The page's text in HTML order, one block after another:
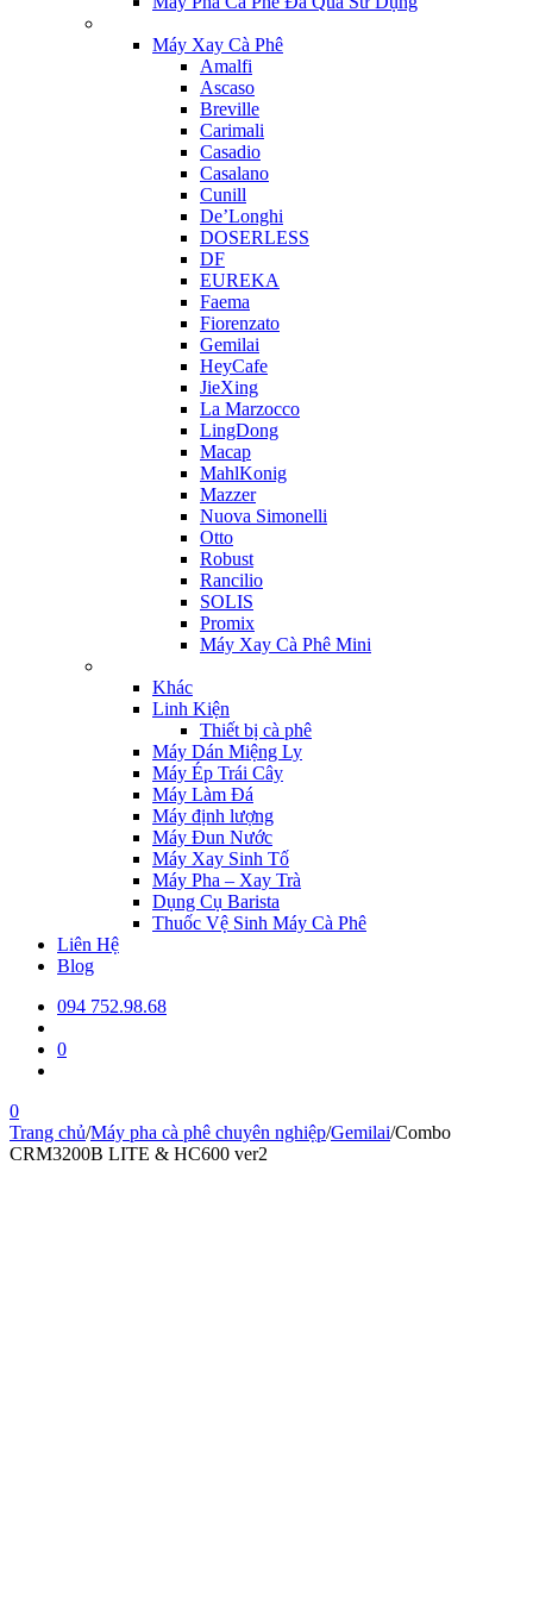
Máy Xay Cà Phê
Amalfi
Ascaso
Breville
Carimali
Casadio
Casalano
Cunill
De’Longhi
DOSERLESS
DF
EUREKA
Faema
Fiorenzato
Gemilai
HeyCafe
JieXing
La Marzocco
LingDong
Macap
MahlKonig
Mazzer
Nuova Simonelli
Otto
Robust
Rancilio
SOLIS
Promix
Máy Xay Cà Phê Mini
Khác
Linh Kiện
Thiết bị cà phê
Máy Dán Miệng Ly
Máy Ép Trái Cây
Máy Làm Đá
Máy định lượng
Máy Đun Nước
Máy Xay Sinh Tố
Máy Pha – Xay Trà
Dụng Cụ Barista
Thuốc Vệ Sinh Máy Cà Phê
Liên Hệ
Blog
094 752.98.68
0
0
Trang chủ/Máy pha cà phê chuyên nghiệp/Gemilai/Combo
CRM3200B LITE & HC600 ver2